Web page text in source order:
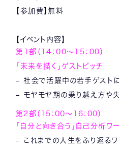
【参加費】無料
【イベント内容】
第1部（14：00～15：00）
「未来を描く」ゲストピッチ
– 社会で活躍中の若手ゲストに
– モヤモヤ期の乗り越え方や
第2部（15：00～16：00）
「自分と向き合う」自己分析ワ
– これまでの人生をふり返るワ